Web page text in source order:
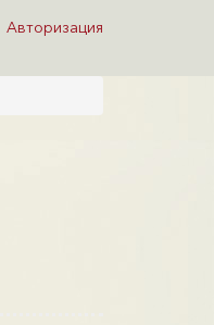
Авторизация